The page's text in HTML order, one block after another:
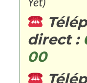
direct :
00